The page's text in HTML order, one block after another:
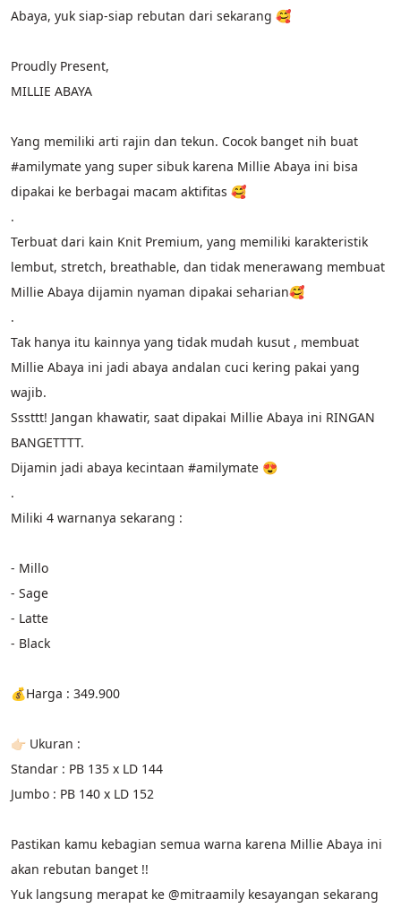
Abaya, yuk siap-siap rebutan dari sekarang 🥰
Proudly Present,
MILLIE ABAYA
Yang memiliki arti rajin dan tekun. Cocok banget nih buat
#amilymate yang super sibuk karena Millie Abaya ini bisa
dipakai ke berbagai macam aktifitas 🥰
.
Terbuat dari kain Knit Premium, yang memiliki karakteristik
lembut, stretch, breathable, dan tidak menerawang membuat
Millie Abaya dijamin nyaman dipakai seharian🥰
.
Tak hanya itu kainnya yang tidak mudah kusut , membuat
Millie Abaya ini jadi abaya andalan cuci kering pakai yang
wajib.
Sssttt! Jangan khawatir, saat dipakai Millie Abaya ini RINGAN
BANGETTTT.
Dijamin jadi abaya kecintaan #amilymate 😍
.
Miliki 4 warnanya sekarang :
- Millo
- Sage
- Latte
- Black
💰Harga : 349.900
👉🏻 Ukuran :
Standar : PB 135 x LD 144
Jumbo : PB 140 x LD 152
Pastikan kamu kebagian semua warna karena Millie Abaya ini
akan rebutan banget !!
Yuk langsung merapat ke @mitraamily kesayangan sekarang